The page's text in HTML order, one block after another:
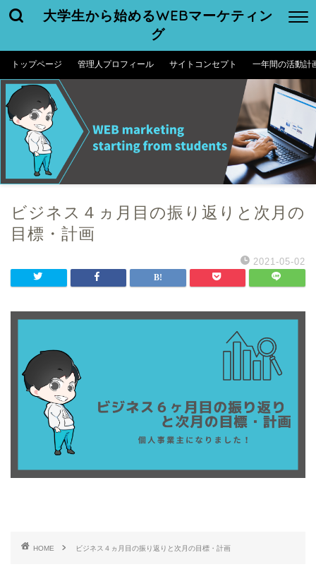
大学生から始めるWEBマーケティン
グ
トップページ 管理人プロフィール サイトコンセプト 一年間の活動計
ビジネス４ヵ月目の振り返りと次月の
目標・計画
2021-05-02
HOME ビジネス４ヵ月目の振り返りと次月の目標・計画